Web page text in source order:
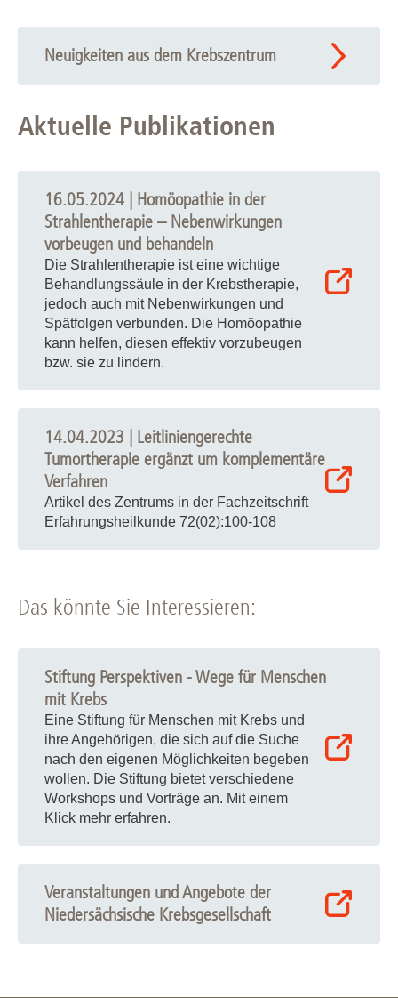
Neuigkeiten aus dem Krebszentrum
Aktuelle Publikationen
16.05.2024 | Homöopathie in der
Strahlentherapie – Nebenwirkungen
vorbeugen und behandeln
Die Strahlentherapie ist eine wichtige
Behandlungssäule in der Krebstherapie,
jedoch auch mit Nebenwirkungen und
Spätfolgen verbunden. Die Homöopathie
kann helfen, diesen effektiv vorzubeugen
bzw. sie zu lindern.
14.04.2023 | Leitliniengerechte
Tumortherapie ergänzt um komplementäre
Verfahren
Artikel des Zentrums in der Fachzeitschrift
Erfahrungsheilkunde 72(02):100-108
Das könnte Sie Interessieren:
Stiftung Perspektiven - Wege für Menschen
mit Krebs
Eine Stiftung für Menschen mit Krebs und
ihre Angehörigen, die sich auf die Suche
nach den eigenen Möglichkeiten begeben
wollen. Die Stiftung bietet verschiedene
Workshops und Vorträge an. Mit einem
Klick mehr erfahren.
Veranstaltungen und Angebote der
Niedersächsische Krebsgesellschaft